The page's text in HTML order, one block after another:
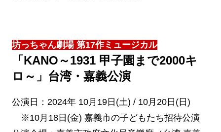
坊っちゃん劇場 第17作ミュージカル
「KANO～1931 甲子園まで2000キ
ロ～」台湾・嘉義公演
公演日：2024年 10月19日(土) / 10月20日(日)
※10月18日(金) 嘉義市の子どもたち招待公演